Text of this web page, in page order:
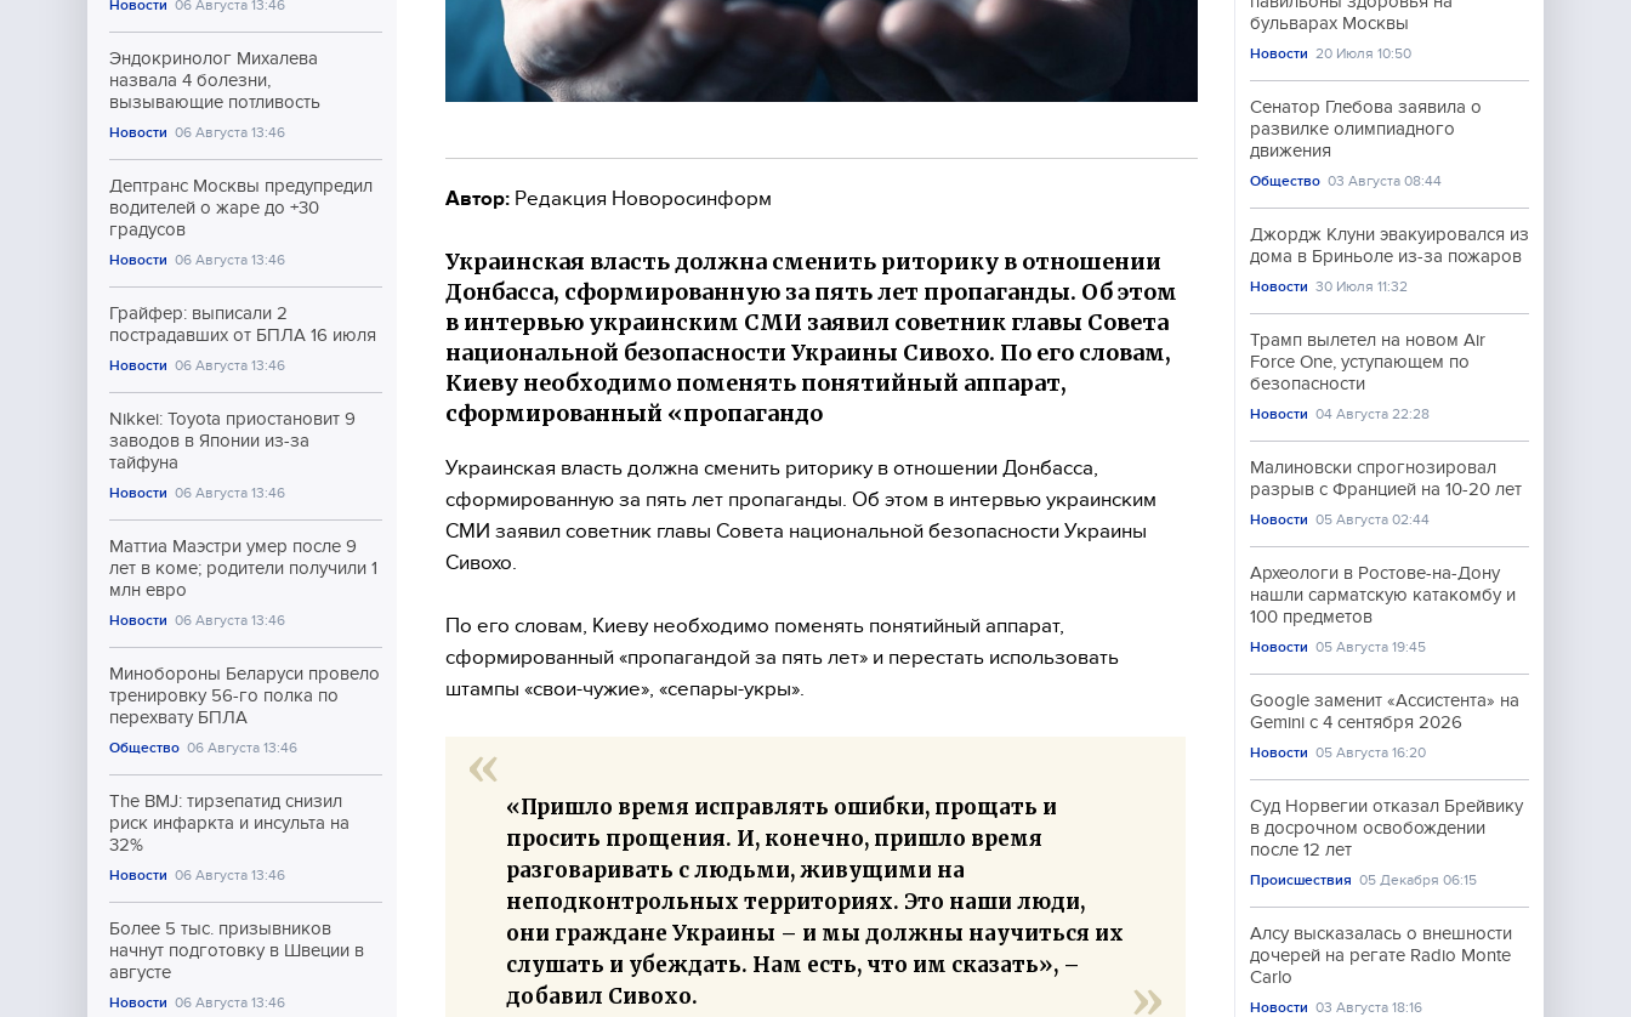
Новости 06 Августа 13:46
Эндокринолог Михалева
назвала 4 болезни,
вызывающие потливость
Новости 06 Августа 13:46
Дептранс Москвы предупредил
водителей о жаре до +30
градусов
Новости 06 Августа 13:46
Грайфер: выписали 2
пострадавших от БПЛА 16 июля
Новости 06 Августа 13:46
Nikkei: Toyota приостановит 9
заводов в Японии из-за
тайфуна
Новости 06 Августа 13:46
Маттиа Маэстри умер после 9
лет в коме; родители получили 1
млн евро
Новости 06 Августа 13:46
Минобороны Беларуси провело
тренировку 56-го полка по
перехвату БПЛА
Общество 06 Августа 13:46
The BMJ: тирзепатид снизил
риск инфаркта и инсульта на
32%
Новости 06 Августа 13:46
Более 5 тыс. призывников
начнут подготовку в Швеции в
августе
Новости 06 Августа 13:46
Автор: Редакция Новоросинформ
Украинская власть должна сменить риторику в отношении
Донбасса, сформированную за пять лет пропаганды. Об этом
в интервью украинским СМИ заявил советник главы Совета
национальной безопасности Украины Сивохо. По его словам,
Киеву необходимо поменять понятийный аппарат,
сформированный «пропагандо
Украинская власть должна сменить риторику в отношении Донбасса,
сформированную за пять лет пропаганды. Об этом в интервью украинским
СМИ заявил советник главы Совета национальной безопасности Украины
Сивохо.
По его словам, Киеву необходимо поменять понятийный аппарат,
сформированный «пропагандой за пять лет» и перестать использовать
штампы «свои-чужие», «сепары-укры».
«Пришло время исправлять ошибки, прощать и
просить прощения. И, конечно, пришло время
разговаривать с людьми, живущими на
неподконтрольных территориях. Это наши люди,
они граждане Украины – и мы должны научиться их
слушать и убеждать. Нам есть, что им сказать», –
добавил Сивохо.
бульварах Москвы
Новости 20 Июля 10:50
Сенатор Глебова заявила о
развилке олимпиадного
движения
Общество 03 Августа 08:44
Джордж Клуни эвакуировался из
дома в Бриньоле из-за пожаров
Новости 30 Июля 11:32
Трамп вылетел на новом Air
Force One, уступающем по
безопасности
Новости 04 Августа 22:28
Малиновски спрогнозировал
разрыв с Францией на 10-20 лет
Новости 05 Августа 02:44
Археологи в Ростове-на-Дону
нашли сарматскую катакомбу и
100 предметов
Новости 05 Августа 19:45
Google заменит «Ассистента» на
Gemini с 4 сентября 2026
Новости 05 Августа 16:20
Суд Норвегии отказал Брейвику
в досрочном освобождении
после 12 лет
Происшествия 05 Декабря 06:15
Алсу высказалась о внешности
дочерей на регате Radio Monte
Carlo
Новости 03 Августа 18:16